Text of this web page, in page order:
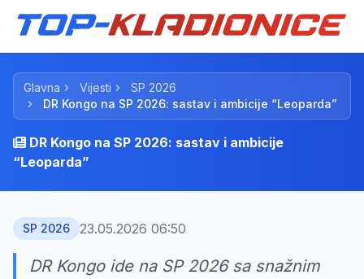
Glavna Vijesti
SP 2026
DR Kongo na SP 2026: sastav i ambicije “Leoparda”
DR Kongo na SP 2026: sastav i ambicije
“Leoparda”
SP 2026 23.05.2026 06:50
DR Kongo ide na SP 2026 sa snažnim